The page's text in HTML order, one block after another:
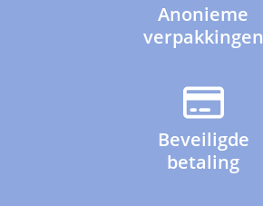
Anonieme
verpakkingen
Beveiligde
betaling